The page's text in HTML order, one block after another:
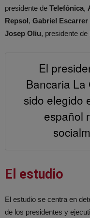
presidente de Telefónica,
Repsol, Gabriel Escarrer
Josep Oliu, presidente de
El
Bancaria La
sido elegido
español
El estudio
El estudio se centra en
de los presidentes y